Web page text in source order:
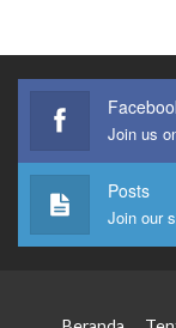
Join us
Posts
Join our